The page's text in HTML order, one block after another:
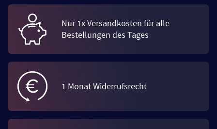
Nur 1x Versandkosten für alle
Bestellungen des Tages
1 Monat Widerrufsrecht